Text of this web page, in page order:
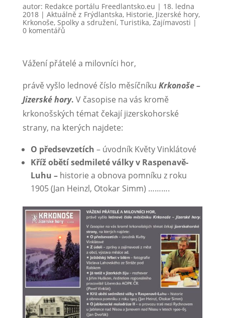
autor: Redakce portálu Freedlantsko.eu | 18. ledna
2018| Aktuálně z Frýdlantska, Historie, Jizerské hory,
Krkonoše, Spolky a sdružení, Turistika, Zajímavosti |
0 komentářů
Vážení přátelé a milovníci hor,
právě vyšlo lednové číslo měsíčníku Krkonoše –
Jizerské hory. V časopise na vás kromě
krkonošských témat čekají jizerskohorské
strany, na kterých najdete:
O předsevzetích – úvodník Květy Vinklátové
Kříž obětí sedmileté války v Raspenavě-
Luhu – historie a obnova pomníku z roku
1905 (Jan Heinzl, Otokar Simm) ……….